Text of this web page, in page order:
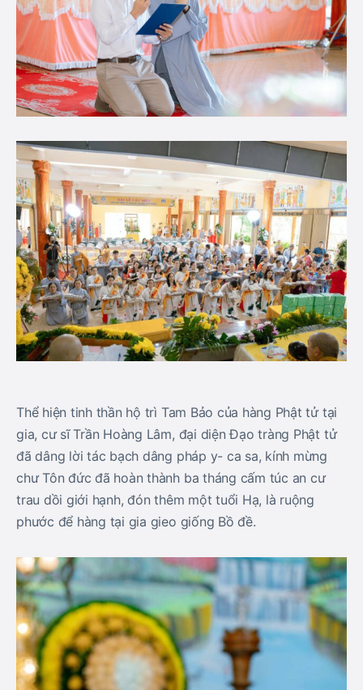
Thể hiện tinh thần hộ trì Tam Bảo của hàng Phật tử tại
gia, cư sĩ Trần Hoàng Lâm, đại diện Đạo tràng Phật tử
đã dâng lời tác bạch dâng pháp y- ca sa, kính mừng
chư Tôn đức đã hoàn thành ba tháng cấm túc an cư
trau dồi giới hạnh, đón thêm một tuổi Hạ, là ruộng
phước để hàng tại gia gieo giống Bồ đề.